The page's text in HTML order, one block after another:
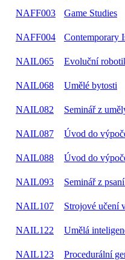
NAFF003 Game Studies
NAFF004 Contemporary
NAIL065 Evoluční
NAIL068 Umělé bytosti
NAIL082 Seminář z
NAIL087 Úvod do
NAIL088 Úvod do
NAIL093 Seminář z
NAIL107 Strojové učení
NAIL122 Umělá
NAIL123 Procedurální